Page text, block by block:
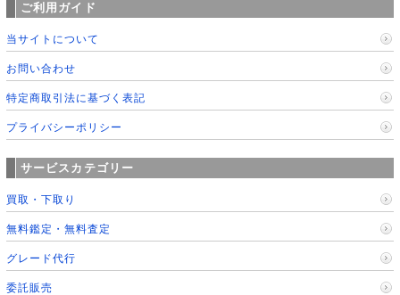
ご利用ガイド
当サイトについて
お問い合わせ
特定商取引法に基づく表記
プライバシーポリシー
サービスカテゴリー
買取・下取り
無料鑑定・無料査定
グレード代行
委託販売